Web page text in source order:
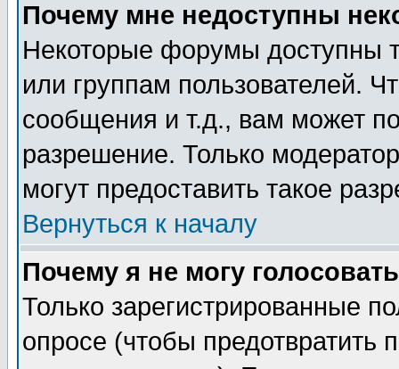
Почему мне недоступны
Некоторые форумы доступны
или группам пользователей.
сообщения и т.д., вам может
разрешение. Только
могут предоставить такое
Вернуться к началу
Почему я не могу
Только зарегистрированные
опросе (чтобы предотвратить